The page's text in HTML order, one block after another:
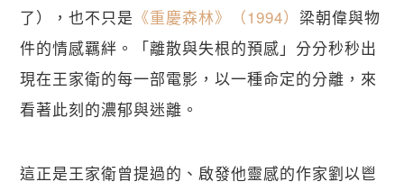
了），也不只是 《重慶森林》（1994） 梁朝偉與物
件的情感羈絆。「離散與失根的預感」分分秒秒出
現在王家衛的每一部電影，以一種命定的分離，來
看著此刻的濃郁與迷離。
這正是王家衛曾提過的、啟發他靈感的作家劉以鬯